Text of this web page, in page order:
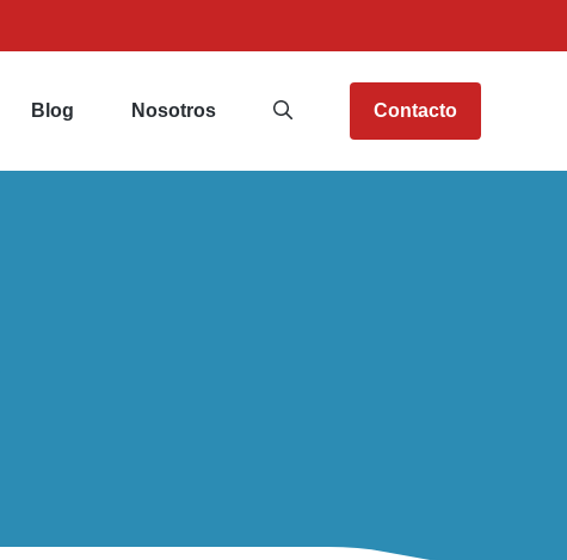
Blog Nosotros Contacto